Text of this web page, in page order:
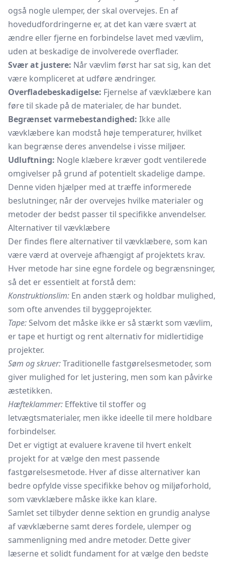
også nogle ulemper, der skal overvejes. En af
hovedudfordringerne er, at det kan være svært at
ændre eller fjerne en forbindelse lavet med vævlim,
uden at beskadige de involverede overflader.
Svær at justere: Nårvævlim først har sat sig, kan det
være kompliceret at udføre ændringer.
Overfladebeskadigelse: Fjernelse af vævklæbere kan
føre til skade på de materialer, de har bundet.
Begrænset varmebestandighed: Ikke alle
vævklæbere kan modstå høje temperaturer, hvilket
kan begrænse deres anvendelse i visse miljøer.
Udluftning: Nogle klæbere kræver godt ventilerede
omgivelser på grund af potentielt skadelige dampe.
Denne viden hjælper med at træffe informerede
beslutninger, når der overvejes hvilke materialer og
metoder der bedst passer til specifikke anvendelser.
Alternativer til vævklæbere
Der findes flere alternativer til vævklæbere, som kan
være værd at overveje afhængigt af projektets krav.
Hver metode har sine egne fordele og begrænsninger,
så det er essentielt at forstå dem:
Konstruktionslim: En anden stærk og holdbar mulighed,
som ofte anvendes til byggeprojekter.
Tape: Selvom det måske ikke er så stærkt som vævlim,
er tape et hurtigt og rent alternativ for midlertidige
projekter.
Søm og skruer:Traditionelle fastgørelsesmetoder, som
giver mulighed for let justering, men som kan påvirke
æstetikken.
Hæfteklammer: Effektive til stoffer og
letvægtsmaterialer, men ikke ideelle til mere holdbare
forbindelser.
Det er vigtigt at evaluere kravene til hvert enkelt
projekt for at vælge den mest passende
fastgørelsesmetode. Hver af disse alternativer kan
bedre opfylde visse specifikke behov og miljøforhold,
som vævklæbere måske ikke kan klare.
Samlet set tilbyder denne sektion en grundig analyse
af vævklæberne samt deres fordele, ulemper og
sammenligning med andre metoder. Dette giver
læserne et solidt fundament for at vælge den bedste